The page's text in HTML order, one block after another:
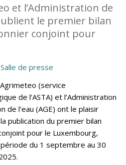
et l’Administration de
le premier bilan
conjoint pour
Salle de presse
(service
de l’ASTA) et l’Administration
de l’eau (AGE) ont le plaisir
publication du premier bilan
pour le Luxembourg,
du 1 septembre au 30